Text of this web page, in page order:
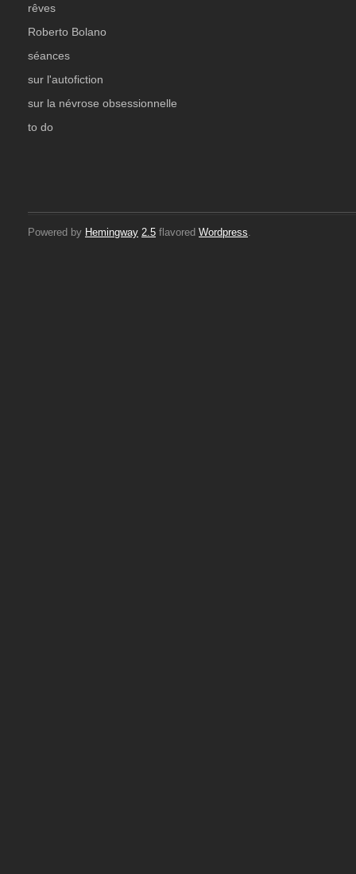
rêves
Roberto Bolano
séances
sur l'autofiction
sur la névrose obsessionnelle
to do
Powered by Hemingway 2.5 flavored Wordpress